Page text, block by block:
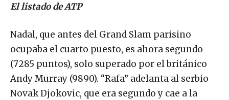
El listado de ATP
Nadal, que antes del Grand Slam parisino
ocupaba el cuarto puesto, es ahora segundo
(7285 puntos), solo superado por el británico
Andy Murray (9890). “Rafa” adelanta al serbio
Novak Djokovic, que era segundo y cae a la